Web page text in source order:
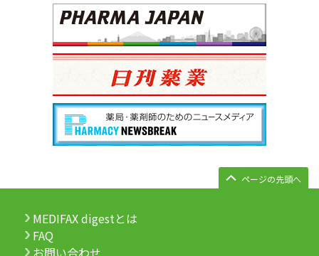
ページの先頭へ
MEDIFAX digestとは
FAQ
お問い合わせ